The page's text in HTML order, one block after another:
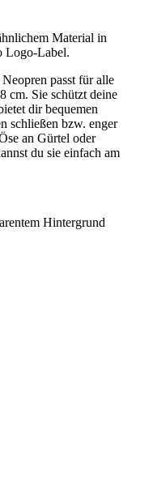
Material in
Logo-Label.
passt für alle
cm. Sie schützt deine
dir bequemen
schließen bzw. enger
an Gürtel oder
du sie einfach am